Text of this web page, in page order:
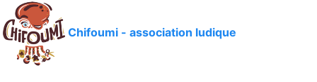
Chifoumi - association ludique